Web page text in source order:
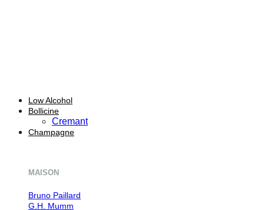
Low Alcohol
Bollicine
Cremant
Champagne
MAISON
Bruno Paillard
G.H. Mumm